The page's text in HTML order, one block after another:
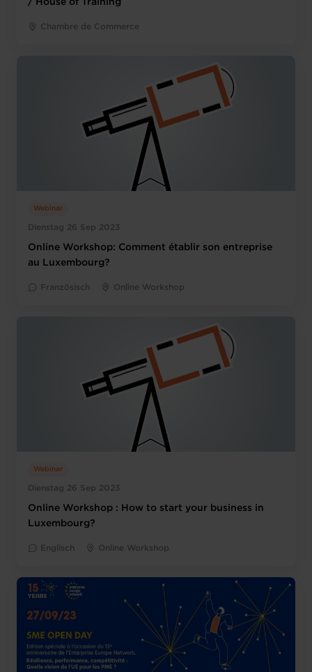
/ House of Training
Chambre de Commerce
Dienstag 26 Sep 2023
Webinar
Online Workshop: Comment établir son entreprise
au Luxembourg?
Französisch Online Workshop
Dienstag 26 Sep 2023
Webinar
Online Workshop : How to start your business in
Luxembourg?
Englisch Online Workshop